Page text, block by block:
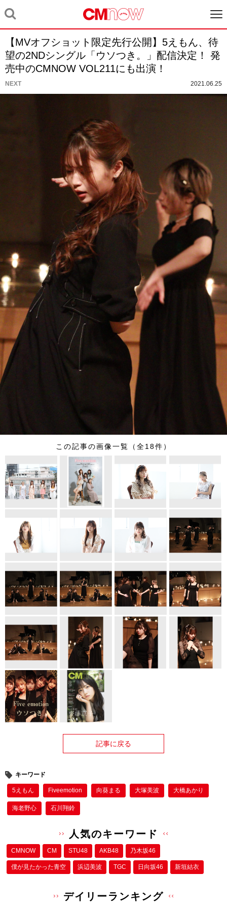
【MVオフショット限定先行公開】5えもん、待
望の2NDシングル「ウソつき。」配信決定！ 発
売中のCMNOW VOL211にも出演！
NEXT 2021.06.25
この記事の画像一覧（全18件）
記事に戻る
キーワード
5えもん Fiveemotion 向葵まる 大塚美波 大橋あかり
海老野心 石川翔鈴
人気のキーワード
CMNOW CM STU48 AKB48 乃木坂46
僕が⾒たかった⻘空 浜辺美波 TGC 日向坂46 新垣結衣
デイリーランキング